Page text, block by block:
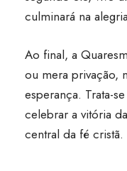
culminará na
Ao final, a
ou mera privação,
esperança. Trata-
celebrar a vitória
central da fé cristã.